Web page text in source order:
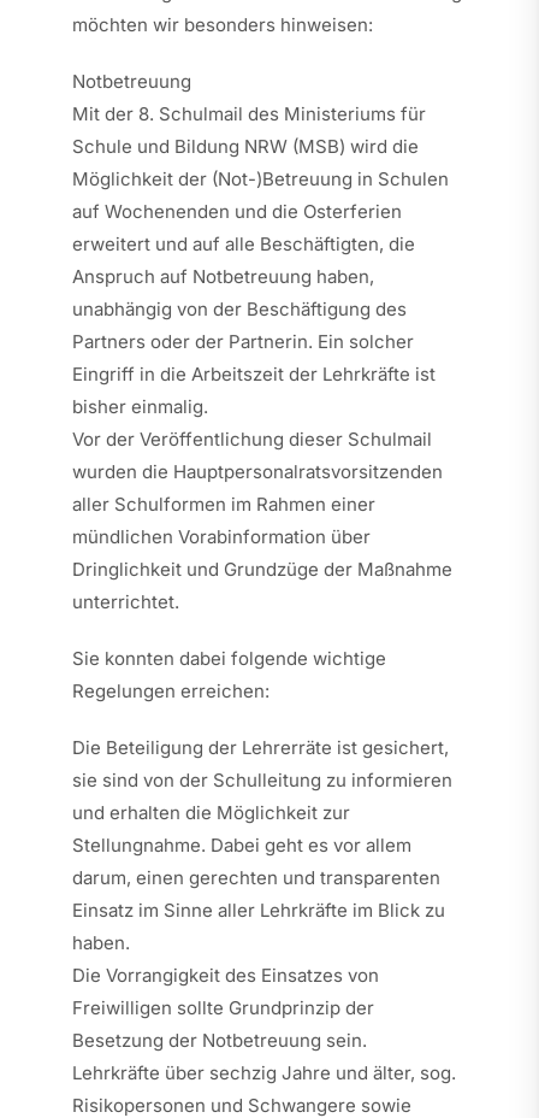
möchten wir besonders hinweisen:
Notbetreuung
Mit der 8. Schulmail des Ministeriums für
Schule und Bildung NRW (MSB) wird die
Möglichkeit der (Not-)Betreuung in Schulen
auf Wochenenden und die Osterferien
erweitert und auf alle Beschäftigten, die
Anspruch auf Notbetreuung haben,
unabhängig von der Beschäftigung des
Partners oder der Partnerin. Ein solcher
Eingriff in die Arbeitszeit der Lehrkräfte ist
bisher einmalig.
Vor der Veröffentlichung dieser Schulmail
wurden die Hauptpersonalratsvorsitzenden
aller Schulformen im Rahmen einer
mündlichen Vorabinformation über
Dringlichkeit und Grundzüge der Maßnahme
unterrichtet.
Sie konnten dabei folgende wichtige
Regelungen erreichen:
Die Beteiligung der Lehrerräte ist gesichert,
sie sind von der Schulleitung zu informieren
und erhalten die Möglichkeit zur
Stellungnahme. Dabei geht es vor allem
darum, einen gerechten und transparenten
Einsatz im Sinne aller Lehrkräfte im Blick zu
haben.
Die Vorrangigkeit des Einsatzes von
Freiwilligen sollte Grundprinzip der
Besetzung der Notbetreuung sein.
Lehrkräfte über sechzig Jahre und älter, sog.
Risikopersonen und Schwangere sowie